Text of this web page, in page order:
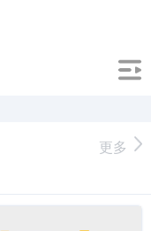
更多